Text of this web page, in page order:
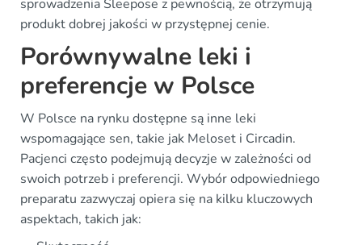
sprowadzenia Sleepose z pewnością, że otrzymują
produkt dobrej jakości w przystępnej cenie.
Porównywalne leki i
preferencje w Polsce
W Polsce na rynku dostępne są inne leki
wspomagające sen, takie jak Meloset i Circadin.
Pacjenci często podejmują decyzje w zależności od
swoich potrzeb i preferencji. Wybór odpowiedniego
preparatu zazwyczaj opiera się na kilku kluczowych
aspektach, takich jak: